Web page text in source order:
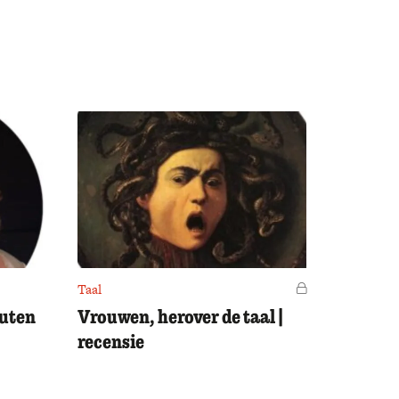
Taal Voor leden
Vrouwen, herover de taal |
recensie